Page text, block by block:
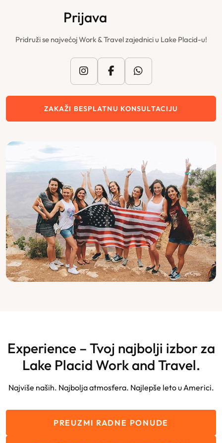
Prijava
Pridruži se najvećoj Work & Travel zajednici u Lake Placid-u!
ZAKAŽI BESPLATNU KONSULTACIJU
Experience – Tvoj najbolji izbor za
Lake Placid Work and Travel.
Najviše naših. Najbolja atmosfera. Najlepše leto u Americi.
PREUZMI RADNE PONUDE